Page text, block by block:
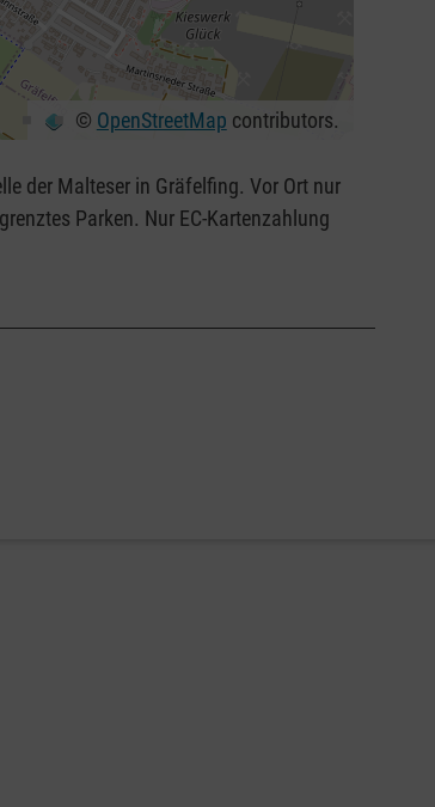
© OpenStreetMap contributors.
der Malteser in Gräfelfing. Vor Ort nur
Parken. Nur EC-Kartenzahlung